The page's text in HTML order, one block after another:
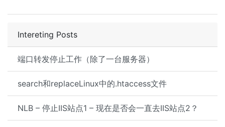
Intereting Posts
端口转发停止工作（除了一台服务器）
search和replaceLinux中的.htaccess文件
NLB – 停止IIS站点1 – 现在是否会一直去IIS站点2？